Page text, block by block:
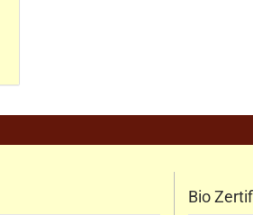
Bio